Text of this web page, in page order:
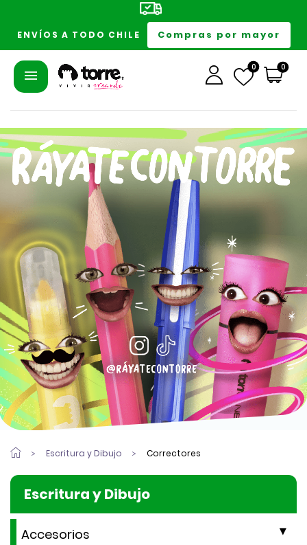
ENVÍOS A TODO CHILE Compras por mayor
0 0
Escritura y Dibujo Correctores
Escritura y Dibujo
Accesorios